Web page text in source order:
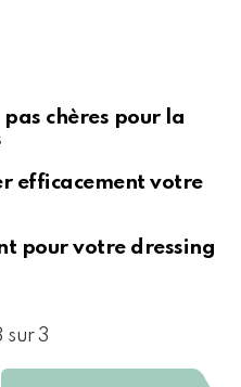
chères pour la
efficacement votre
pour votre dressing
sur 3